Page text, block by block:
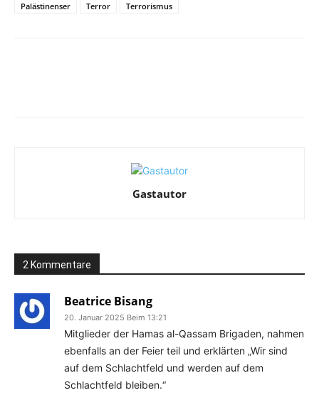
Palästinenser
Terror Terrorismus
Gastautor
2 Kommentare
Beatrice Bisang
20. Januar 2025 Beim 13:21
Mitglieder der Hamas al-Qassam Brigaden, nahmen
ebenfalls an der Feier teil und erklärten „Wir sind
auf dem Schlachtfeld und werden auf dem
Schlachtfeld bleiben.“